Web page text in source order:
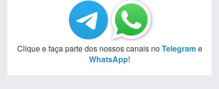
Clique e faça parte dos nossos canais noTelegrame
WhatsApp!